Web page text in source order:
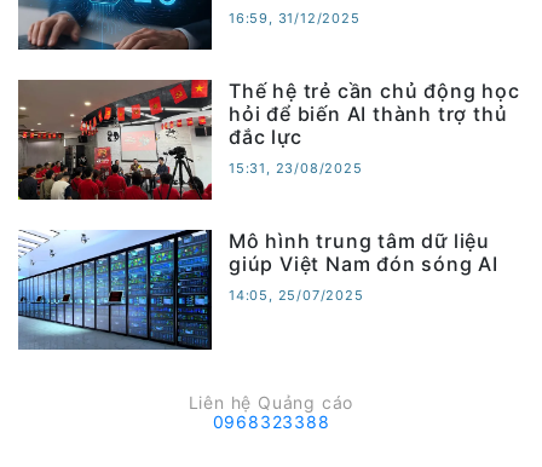
16:59, 31/12/2025
Thế hệ trẻ cần chủ động học
hỏi để biến AI thành trợ thủ
đắc lực
15:31, 23/08/2025
Mô hình trung tâm dữ liệu
giúp Việt Nam đón sóng AI
14:05, 25/07/2025
Liên hệ Quảng cáo
0968323388